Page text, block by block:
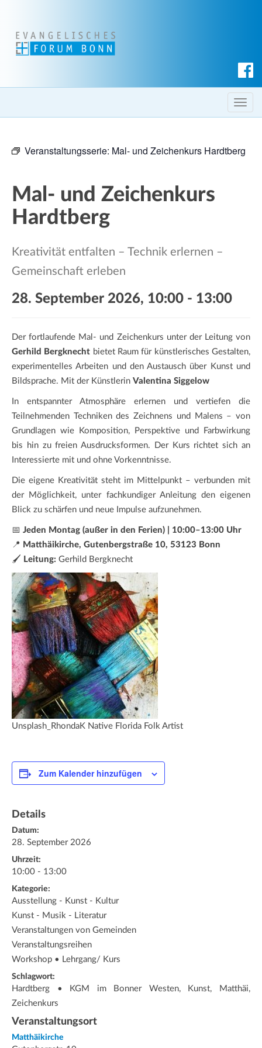
c
h T
o
g
Veranstaltungsserie: Mal- und Zeichenkurs Hardtberg
Mal- und Zeichenkurs
Hardtberg
Kreativität entfalten – Technik erlernen –
Gemeinschaft erleben
28. September 2026, 10:00 - 13:00
Der fortlaufende Mal- und Zeichenkurs unter der Leitung von
Gerhild Bergknecht bietet Raum für künstlerisches Gestalten,
experimentelles Arbeiten und den Austausch über Kunst und
Bildsprache. Mit der Künstlerin Valentina Siggelow
In entspannter Atmosphäre erlernen und vertiefen die
Teilnehmenden Techniken des Zeichnens und Malens – von
Grundlagen wie Komposition, Perspektive und Farbwirkung
bis hin zu freien Ausdrucksformen. Der Kurs richtet sich an
Interessierte mit und ohne Vorkenntnisse.
Die eigene Kreativität steht im Mittelpunkt – verbunden mit
der Möglichkeit, unter fachkundiger Anleitung den eigenen
Blick zu schärfen und neue Impulse aufzunehmen.
📅 Jeden Montag (außer in den Ferien) | 10:00–13:00 Uhr
📍 Matthäikirche, Gutenbergstraße 10, 53123 Bonn
🖌️ Leitung: Gerhild Bergknecht
Unsplash_RhondaK Native Florida Folk Artist
Zum Kalender hinzufügen
Details
Datum:
28. September 2026
Uhrzeit:
10:00 - 13:00
Kategorie:
Ausstellung - Kunst - Kultur
Kunst - Musik - Literatur
Veranstaltungen von Gemeinden
Veranstaltungsreihen
Workshop • Lehrgang/ Kurs
Schlagwort:
Hardtberg • KGM im Bonner Westen, Kunst, Matthäi,
Zeichenkurs
Veranstaltungsort
Matthäikirche